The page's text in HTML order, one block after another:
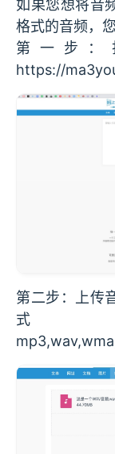
如果您想将音
格式的音频，
第一步：
https://
第二步：上传